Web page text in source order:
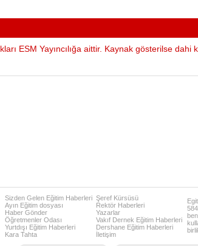
ESM Yayıncılığa aittir. Kaynak gösterilse dahi
Sizden Gelen Eğitim Haberleri
Ayın Eğitim dosyası
Haber Gönder
Öğretmenler Odası
Yurtdışı Eğitim Haberleri
Kara Tahta
Şeref Kürsüsü
Rektör Haberleri
Yazarlar
Vakıf Dernek Eğitim Haberleri
Dershane Eğitim Haberleri
İletişim